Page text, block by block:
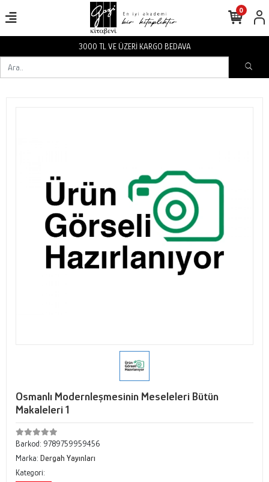
3000 TL VE ÜZERİ KARGO BEDAVA
0
Osmanlı Modernleşmesinin Meseleleri Bütün
Makaleleri 1
Barkod: 9789759959456
Marka: Dergah Yayınları
Kategori: